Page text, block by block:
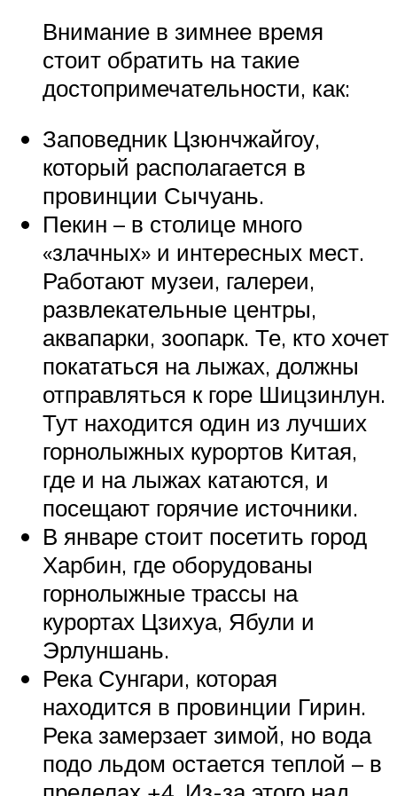
Внимание в зимнее время
стоит обратить на такие
достопримечательности, как:
Заповедник Цзюнчжайгоу,
который располагается в
провинции Сычуань.
Пекин – в столице много
«злачных» и интересных мест.
Работают музеи, галереи,
развлекательные центры,
аквапарки, зоопарк. Те, кто хочет
покататься на лыжах, должны
отправляться к горе Шицзинлун.
Тут находится один из лучших
горнолыжных курортов Китая,
где и на лыжах катаются, и
посещают горячие источники.
В январе стоит посетить город
Харбин, где оборудованы
горнолыжные трассы на
курортах Цзихуа, Ябули и
Эрлуншань.
Река Сунгари, которая
находится в провинции Гирин.
Река замерзает зимой, но вода
подо льдом остается теплой – в